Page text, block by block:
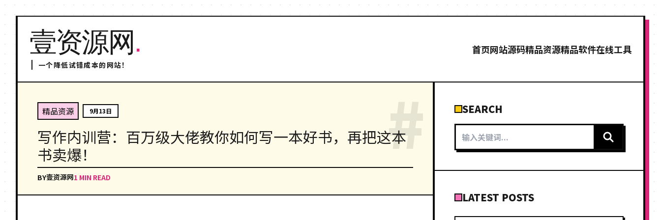
壹资源网.
一个降低试错成本的网站！
首页网站源码精品资源精品软件在线工具
#
精品资源 9月13日
写作内训营：百万级大佬教你如何写一本好书，再把这本
书卖爆！
BY壹资源网1 MIN READ
SEARCH
LATEST POSTS